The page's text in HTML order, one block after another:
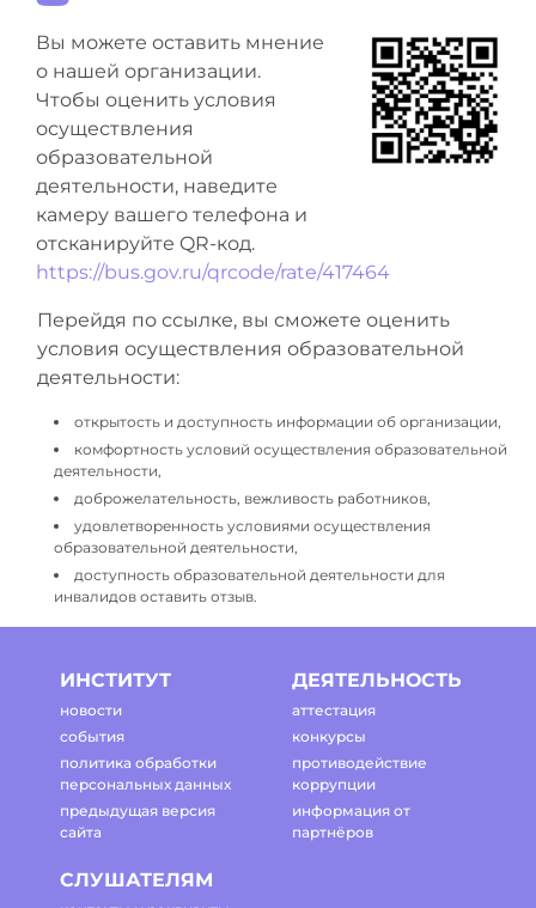
Вы можете оставить мнение
о нашей организации.
Чтобы оценить условия
осуществления
образовательной
деятельности, наведите
камеру вашего телефона и
отсканируйте QR-код.
https://bus.gov.ru/qrcode/rate/417464
Перейдя по ссылке, вы сможете оценить
условия осуществления образовательной
деятельности:
открытость и доступность информации об организации,
комфортность условий осуществления образовательной
деятельности,
доброжелательность, вежливость работников,
удовлетворенность условиями осуществления
образовательной деятельности,
доступность образовательной деятельности для
инвалидов оставить отзыв.
ИНСТИТУТ
новости
события
политика обработки
персональных данных
предыдущая версия
сайта
ДЕЯТЕЛЬНОСТЬ
аттестация
конкурсы
противодействие
коррупции
информация от
партнёров
СЛУШАТЕЛЯМ